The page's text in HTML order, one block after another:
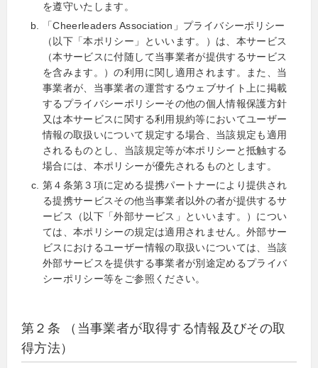
を遵守いたします。
「Cheerleaders Association」プライバシーポリシー
（以下「本ポリシー」といいます。）は、本サービス
（本サービスに付随して当事業者が提供するサービス
を含みます。）の利用に関し適用されます。また、当
事業者が、当事業者の運営するウェブサイト上に掲載
するプライバシーポリシーその他の個人情報保護方針
又は本サービスに関する利用規約等においてユーザー
情報の取扱いについて規定する場合、当該規定も適用
されるものとし、当該規定等が本ポリシーと抵触する
場合には、本ポリシーが優先されるものとします。
第４条第３項に定める提携パートナーにより提供され
る提携サービスその他当事業者以外の者が提供するサ
ービス（以下「外部サービス」といいます。）につい
ては、本ポリシーの規定は適用されません。外部サー
ビスにおけるユーザー情報の取扱いについては、当該
外部サービスを提供する事業者が別途定めるプライバ
シーポリシー等をご参照ください。
第２条 （当事業者が取得する情報及びその取
得方法）